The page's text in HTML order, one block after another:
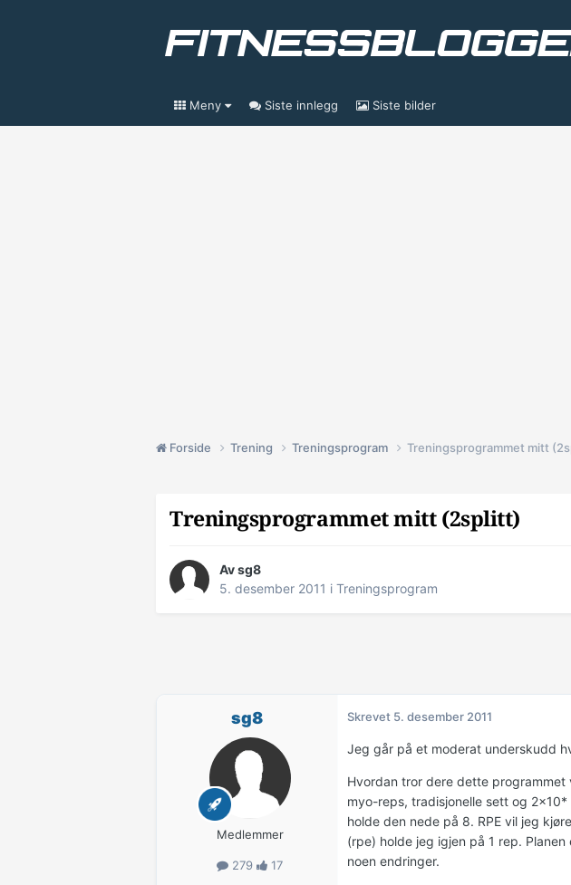
Meny Siste innlegg Siste bilder
Forside Trening Treningsprogram Treningsprogrammet mitt
Treningsprogrammet mitt (2splitt)
Avsg8
5. desember 2011 i Treningsprogram
sg8
Medlemmer
279 17
Skrevet 5. desember 2011
Jeg går på et moderat underskudd
Hvordan tror dere dette
myo-reps, tradisjonelle sett og
holde den nede på 8. RPE vil jeg
(rpe) holde jeg igjen på 1 rep.
noen endringer.